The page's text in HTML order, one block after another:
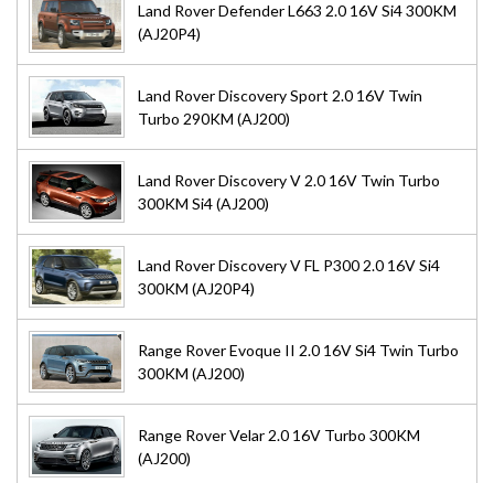
Land Rover Defender L663 2.0 16V Si4 300KM
(AJ20P4)
Land Rover Discovery Sport 2.0 16V Twin
Turbo 290KM (AJ200)
Land Rover Discovery V 2.0 16V Twin Turbo
300KM Si4 (AJ200)
Land Rover Discovery V FL P300 2.0 16V Si4
300KM (AJ20P4)
Range Rover Evoque II 2.0 16V Si4 Twin Turbo
300KM (AJ200)
Range Rover Velar 2.0 16V Turbo 300KM
(AJ200)